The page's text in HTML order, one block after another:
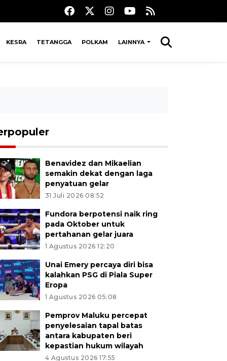
KESRA TETANGGA POLKAM LAINNYA
Benavidez dan Mikaelian
semakin dekat dengan laga
penyatuan gelar
31 Juli 2026 08:52
Fundora berpotensi naik ring
pada Oktober untuk
pertahanan gelar juara
1 Agustus 2026 12:20
Unai Emery percaya diri bisa
kalahkan PSG di Piala Super
Eropa
1 Agustus 2026 05:08
Pemprov Maluku percepat
penyelesaian tapal batas
antara kabupaten beri
kepastian hukum wilayah
4 Agustus 2026 17:55